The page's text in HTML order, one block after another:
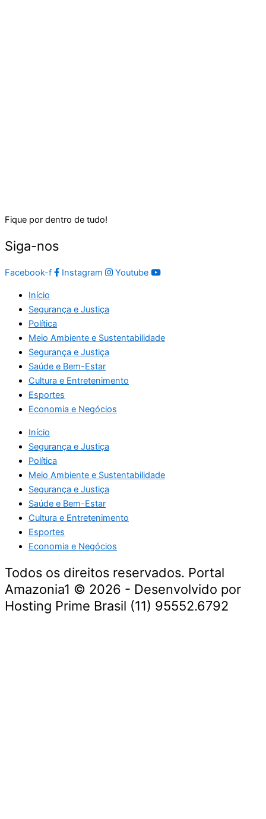
Fique por dentro de tudo!
Siga-nos
Facebook-f Instagram Youtube
Início
Segurança e Justiça
Política
Meio Ambiente e Sustentabilidade
Segurança e Justiça
Saúde e Bem-Estar
Cultura e Entretenimento
Esportes
Economia e Negócios
Início
Segurança e Justiça
Política
Meio Ambiente e Sustentabilidade
Segurança e Justiça
Saúde e Bem-Estar
Cultura e Entretenimento
Esportes
Economia e Negócios
Todos os direitos reservados. Portal
Amazonia1 © 2026 - Desenvolvido por
Hosting Prime Brasil (11) 95552.6792